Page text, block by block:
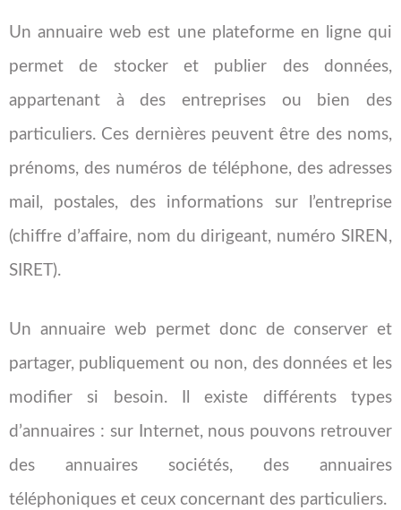
Un annuaire web est une plateforme en ligne qui
permet de stocker et publier des données,
appartenant à des entreprises ou bien des
particuliers. Ces dernières peuvent être des noms,
prénoms, des numéros de téléphone, des adresses
mail, postales, des informations sur l’entreprise
(chiffre d’affaire, nom du dirigeant, numéro SIREN,
SIRET).
Un annuaire web permet donc de conserver et
partager, publiquement ou non, des données et les
modifier si besoin. Il existe différents types
d’annuaires : sur Internet, nous pouvons retrouver
des annuaires sociétés, des annuaires
téléphoniques et ceux concernant des particuliers.